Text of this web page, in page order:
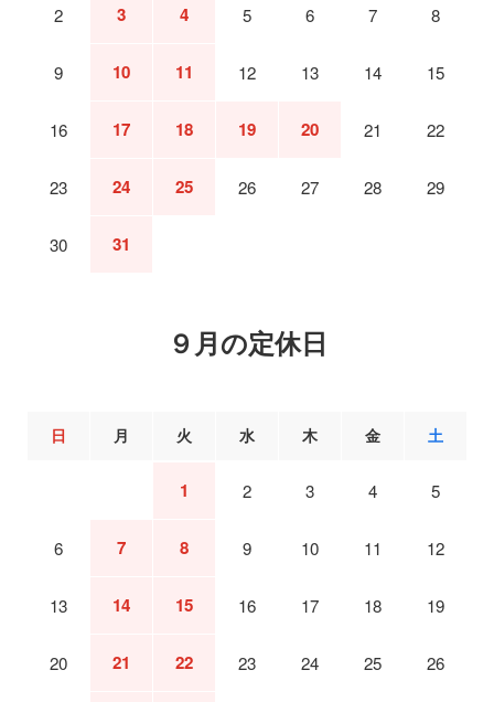
2 3 4 5 6 7 8
9 10 11 12 13 14 15
16 17 18 19 20 21 22
23 24 25 26 27 28 29
30 31
９月の定休日
日 月 火 水 木 金 土
1 2 3 4 5
6 7 8 9 10 11 12
13 14 15 16 17 18 19
20 21 22 23 24 25 26